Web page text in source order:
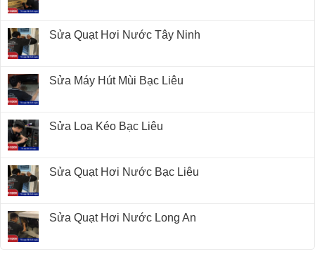
Sửa Quạt Hơi Nước Tây Ninh
Sửa Máy Hút Mùi Bạc Liêu
Sửa Loa Kéo Bạc Liêu
Sửa Quạt Hơi Nước Bạc Liêu
Sửa Quạt Hơi Nước Long An